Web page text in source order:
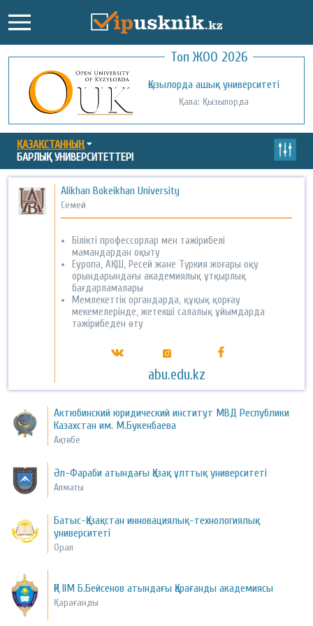
Топ ЖОО 2026
Қызылорда ашық университеті
Қала: Қызылорда
Қожа Ахмет Ясауи атындағы Халықаралық
қазақ-түрік университеті
Қала: Түркістан
ҚАЗАҚСТАННЫҢ
БАРЛЫҚ УНИВЕРСИТЕТТЕРІ
Alikhan Bokeikhan University
Семей
Білікті профессорлар мен тәжірибелі
мамандардан оқыту
Еуропа, АҚШ, Ресей және Түркия жоғары оқу
орындарындағы академиялық ұтқырлық
бағдарламалары
Мемлекеттік органдарда, құқық қорғау
мекемелерінде, жетекші салалық ұйымдарда
тәжірибеден өту
abu.edu.kz
Актюбинский юридический институт МВД Республики
Казахстан им. М.Букенбаева
Ақтөбе
Әл-Фараби атындағы Қазақ ұлттық университеті
Алматы
Батыс-Қазақстан инновациялық-технологиялық
университеті
Орал
ҚP ІІМ Б.Бейсенов атындағы Қарағанды академиясы
Қарағанды